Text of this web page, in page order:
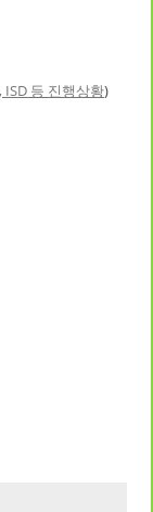
ISD 등 진행상황)